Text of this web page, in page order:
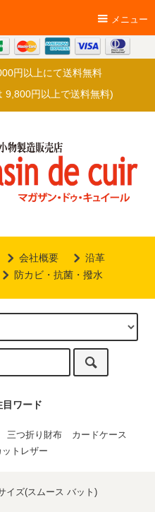
メニュー
円以上にて送料無料
9,800円以上で送料無料)
会社概要
沿革
防カビ・抗菌・撥水
目ワード
三つ折り財布
カードケース
ットレザー
イズ(スムース バット)